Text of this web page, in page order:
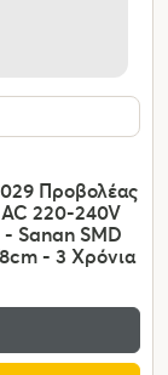
Προβολέας
220-240V
Sanan SMD
- 3 Χρόνια